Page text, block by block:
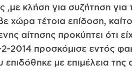
,με κλήση για συζήτηση
χώρα τέτοια επίδοση,
αίτησης προκύπτει ότι
2-2014 προσκόμισε εντός
με επιμέλεια